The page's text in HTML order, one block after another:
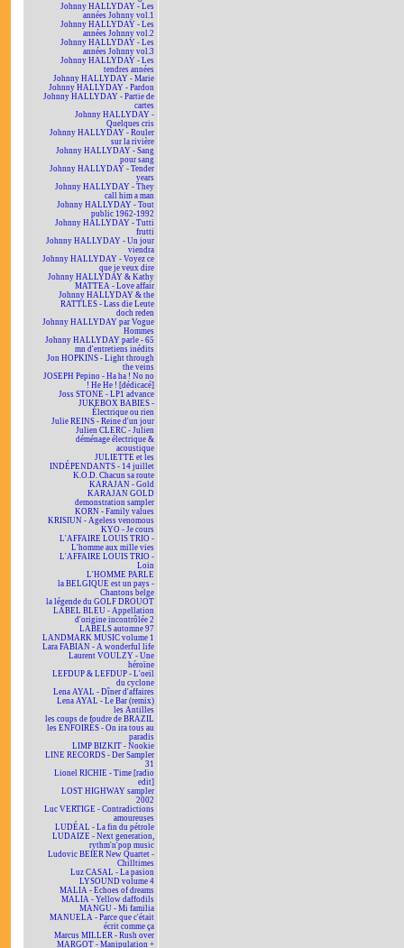
Johnny HALLYDAY - Les
années Johnny vol.1
Johnny HALLYDAY - Les
années Johnny vol.2
Johnny HALLYDAY - Les
années Johnny vol.3
Johnny HALLYDAY - Les
tendres années
Johnny HALLYDAY - Marie
Johnny HALLYDAY - Pardon
Johnny HALLYDAY - Partie de
cartes
Johnny HALLYDAY -
Quelques cris
Johnny HALLYDAY - Rouler
sur la rivière
Johnny HALLYDAY - Sang
pour sang
Johnny HALLYDAY - Tender
years
Johnny HALLYDAY - They
call him a man
Johnny HALLYDAY - Tout
public 1962-1992
Johnny HALLYDAY - Tutti
frutti
Johnny HALLYDAY - Un jour
viendra
Johnny HALLYDAY - Voyez ce
que je veux dire
Johnny HALLYDAY & Kathy
MATTEA - Love affair
Johnny HALLYDAY & the
RATTLES - Lass die Leute
doch reden
Johnny HALLYDAY par Vogue
Hommes
Johnny HALLYDAY parle - 65
mn d'entretiens inédits
Jon HOPKINS - Light through
the veins
JOSEPH Pepino - Ha ha ! No no
! He He ! [dédicacé]
Joss STONE - LP1 advance
JUKEBOX BABIES -
Électrique ou rien
Julie REINS - Reine d'un jour
Julien CLERC - Julien
déménage électrique &
acoustique
JULIETTE et les
INDÉPENDANTS - 14 juillet
K.O.D. Chacun sa route
KARAJAN - Gold
KARAJAN GOLD
demonstration sampler
KORN - Family values
KRISIUN - Ageless venomous
KYO - Je cours
L'AFFAIRE LOUIS TRIO -
L'homme aux mille vies
L'AFFAIRE LOUIS TRIO -
Loin
L'HOMME PARLE
la BELGIQUE est un pays -
Chantons belge
la légende du GOLF DROUOT
LABEL BLEU - Appellation
d'origine incontrôlée 2
LABELS automne 97
LANDMARK MUSIC volume 1
Lara FABIAN - A wonderful life
Laurent VOULZY - Une
héroïne
LEFDUP & LEFDUP - L'oeil
du cyclone
Lena AYAL - Dîner d'affaires
Lena AYAL - Le Bar (remix)
les Antilles
les coups de foudre de BRAZIL
les ENFOIRÉS - On ira tous au
paradis
LIMP BIZKIT - Nookie
LINE RECORDS - Der Sampler
31
Lionel RICHIE - Time [radio
edit]
LOST HIGHWAY sampler
2002
Luc VERTIGE - Contradictions
amoureuses
LUDÉAL - La fin du pétrole
LUDAIZE - Next generation,
rythm'n'pop music
Ludovic BEIER New Quartet -
Chilltimes
Luz CASAL - La pasion
LYSOUND volume 4
MALIA - Echoes of dreams
MALIA - Yellow daffodils
MANGU - Mi familia
MANUELA - Parce que c'était
écrit comme ça
Marcus MILLER - Rush over
MARGOT - Manipulation +